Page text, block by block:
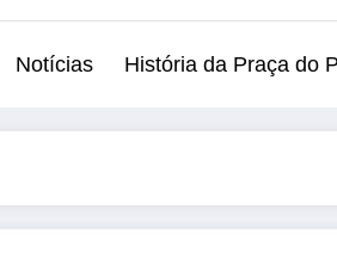
Notícias História da Praça do